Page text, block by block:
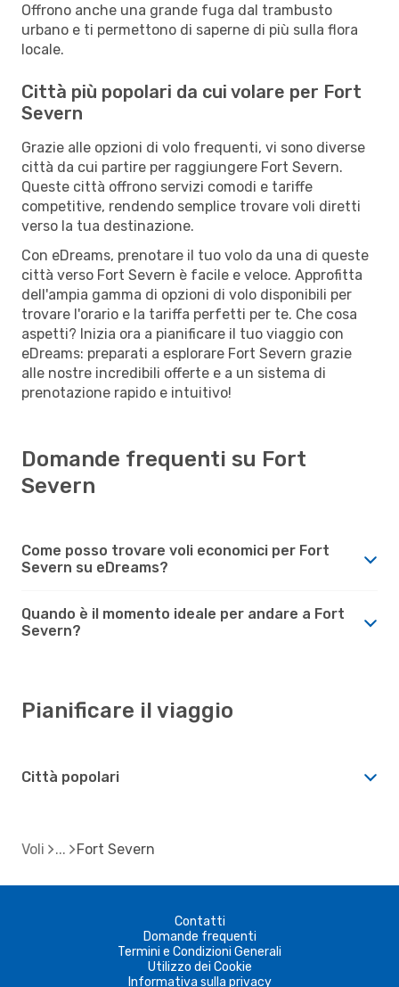
Offrono anche una grande fuga dal trambusto
urbano e ti permettono di saperne di più sulla flora
locale.
Città più popolari da cui volare per Fort
Severn
Grazie alle opzioni di volo frequenti, vi sono diverse
città da cui partire per raggiungere Fort Severn.
Queste città offrono servizi comodi e tariffe
competitive, rendendo semplice trovare voli diretti
verso la tua destinazione.
Con eDreams, prenotare il tuo volo da una di queste
città verso Fort Severn è facile e veloce. Approfitta
dell'ampia gamma di opzioni di volo disponibili per
trovare l'orario e la tariffa perfetti per te. Che cosa
aspetti? Inizia ora a pianificare il tuo viaggio con
eDreams: preparati a esplorare Fort Severn grazie
alle nostre incredibili offerte e a un sistema di
prenotazione rapido e intuitivo!
Domande frequenti su Fort
Severn
Come posso trovare voli economici per Fort
Severn su eDreams?
Quando è il momento ideale per andare a Fort
Severn?
Pianificare il viaggio
Città popolari
Voli Fort Severn
Contatti
Domande frequenti
Termini e Condizioni Generali
Utilizzo dei Cookie
Informativa sulla privacy